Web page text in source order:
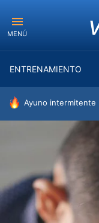
MENÚ
ENTRENAMIENTO
HOY SE HABLA DE
Ayuno intermitente